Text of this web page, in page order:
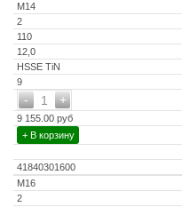
M14
2
110
12,0
HSSE TiN
9
+
- 1
9 155.00 руб
+ В корзину
41840301600
M16
2